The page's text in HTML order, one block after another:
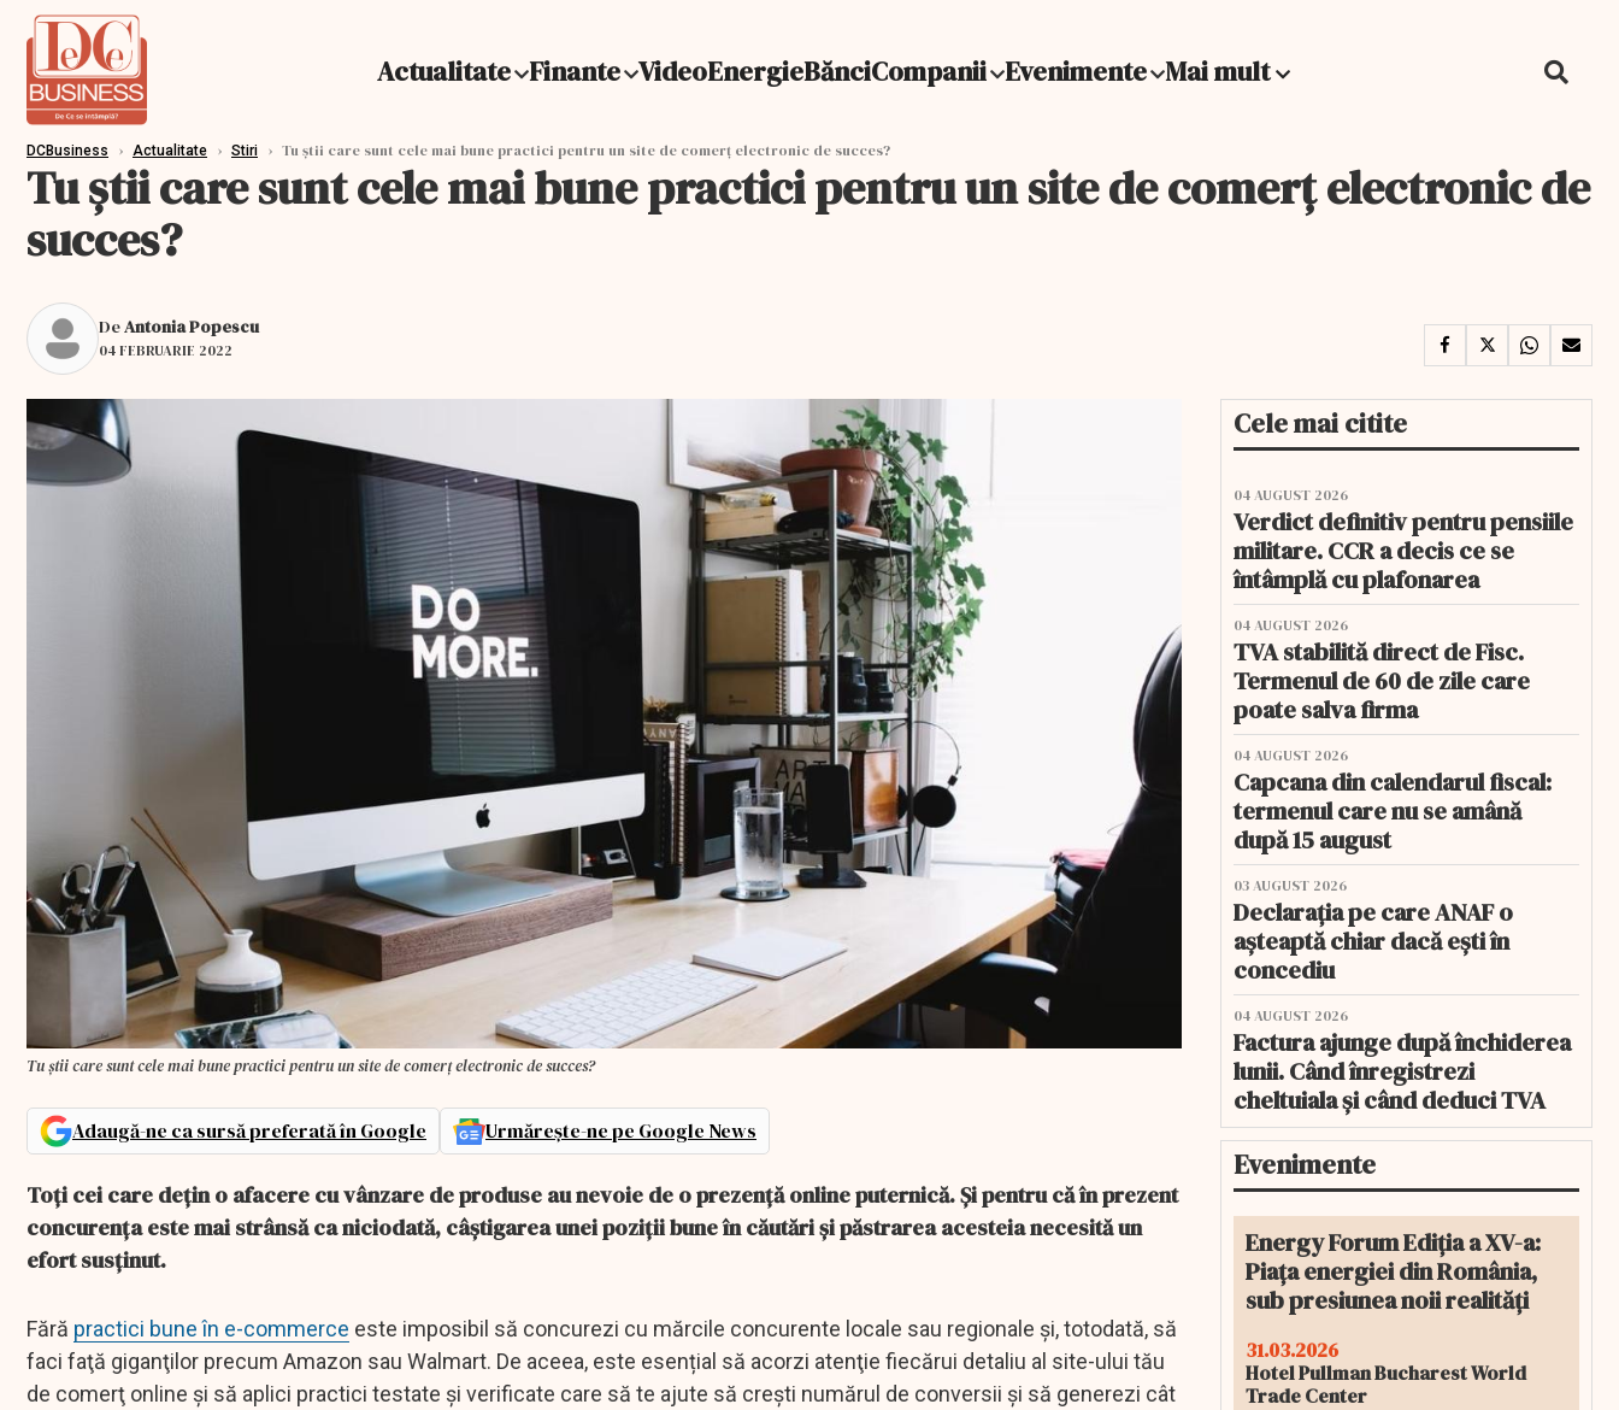
Actualitate Finante VideoEnergieBănciCompanii Evenimente Mai mult
DCBusiness › Actualitate › Stiri › Tu știi care sunt cele mai bune practici pentru un site de comerţ electronic de succes?
Tu știi care sunt cele mai bune practici pentru un site de comerţ electronic de
succes?
DeAntonia Popescu
04 FEBRUARIE 2022
Tu știi care sunt cele mai bune practici pentru un site de comerţ electronic de succes?
Adaugă-ne ca sursă preferată în Google Urmărește-ne pe Google News
Toţi cei care deţin o afacere cu vânzare de produse au nevoie de o prezenţă online puternică. Şi pentru că în prezent
concurenţa este mai strânsă ca niciodată, câştigarea unei poziţii bune în căutări şi păstrarea acesteia necesită un
efort susţinut.
Fără practici bune în e-commerce este imposibil să concurezi cu mărcile concurente locale sau regionale şi, totodată, să
faci faţă giganţilor precum Amazon sau Walmart. De aceea, este esențial să acorzi atenţie fiecărui detaliu al site-ului tău
de comerţ online şi să aplici practici testate şi verificate care să te ajute să creşti numărul de conversii şi să generezi cât
Cele mai citite
04 AUGUST 2026
Verdict definitiv pentru pensiile
militare. CCR a decis ce se
întâmplă cu plafonarea
04 AUGUST 2026
TVA stabilită direct de Fisc.
Termenul de 60 de zile care
poate salva firma
04 AUGUST 2026
Capcana din calendarul fiscal:
termenul care nu se amână
după 15 august
03 AUGUST 2026
Declarația pe care ANAF o
așteaptă chiar dacă ești în
concediu
04 AUGUST 2026
Factura ajunge după închiderea
lunii. Când înregistrezi
cheltuiala și când deduci TVA
Evenimente
Energy Forum Ediția a XV-a:
Piața energiei din România,
sub presiunea noii realități
31.03.2026
Hotel Pullman Bucharest World
Trade Center